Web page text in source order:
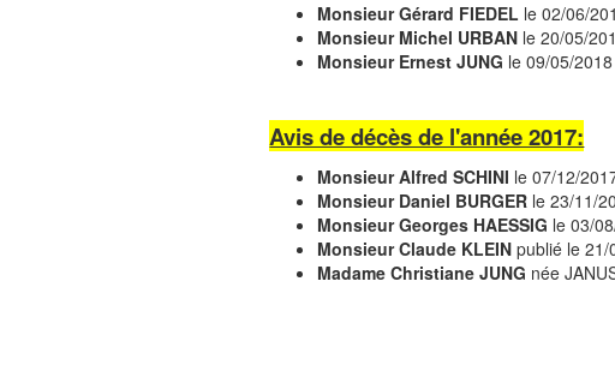
Monsieur Gérard FIEDEL le 02/06/
Monsieur Michel URBAN le 20/05/
Monsieur Ernest JUNG le 09/05/
Avis de décès de l'année 2017:
Monsieur Alfred SCHINI le 07/12/
Monsieur Daniel BURGER le 23/11/
Monsieur Georges HAESSIG le 03/
Monsieur Claude KLEIN publié le 21/
Madame Christiane JUNG née